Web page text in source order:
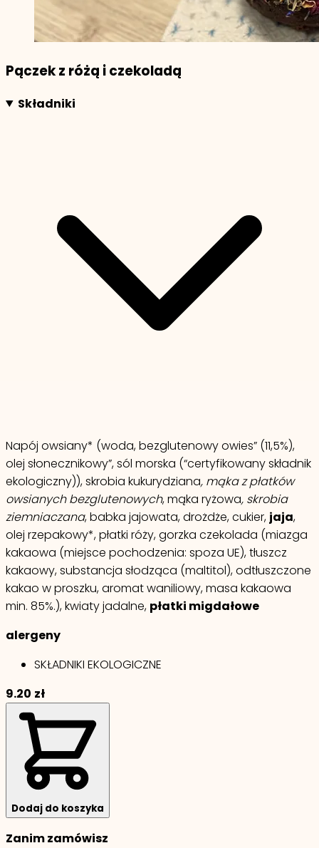
Pączek z różą i czekoladą
Składniki
Napój owsiany* (woda, bezglutenowy owies” (11,5%),
olej słonecznikowy”, sól morska (“certyfikowany składnik
ekologiczny)), skrobia kukurydziana, mąka z płatków
owsianych bezglutenowych, mąka ryżowa, skrobia
ziemniaczana, babka jajowata, drożdże, cukier, jaja,
olej rzepakowy*, płatki róży, gorzka czekolada (miazga
kakaowa (miejsce pochodzenia: spoza UE), tłuszcz
kakaowy, substancja słodząca (maltitol), odtłuszczone
kakao w proszku, aromat waniliowy, masa kakaowa
min. 85%.), kwiaty jadalne, płatki migdałowe
alergeny
SKŁADNIKI EKOLOGICZNE
9.20 zł
Dodaj do koszyka
Zanim zamówisz